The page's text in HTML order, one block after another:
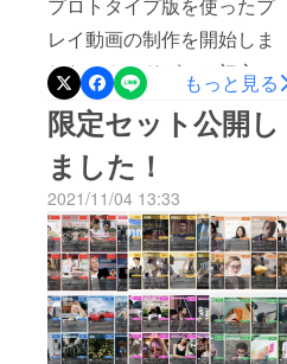
feature=share
プロトタイプ版を使ったプ
レイ動画の制作を開始しま
した。カードゲーム初心者
のかたでも気軽に楽しめる
シンプルさと、熟練者のか
たも唸らせるような奥深
さ、両方の要素があるゲー
ムに仕上がってるかと思い
ます。動画コンテンツはど
んどんアップしていきます
のでご期待ください！
もっと見る
限定セット公開し
ました！
2021/11/04 13:33